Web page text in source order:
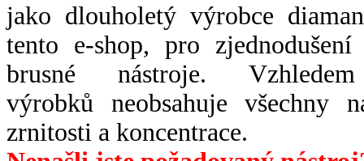
jako dlouholetý výrobce
tento e-shop, pro
brusné nástroje.
výrobků neobsahuje všechny
zrnitosti a koncentrace.